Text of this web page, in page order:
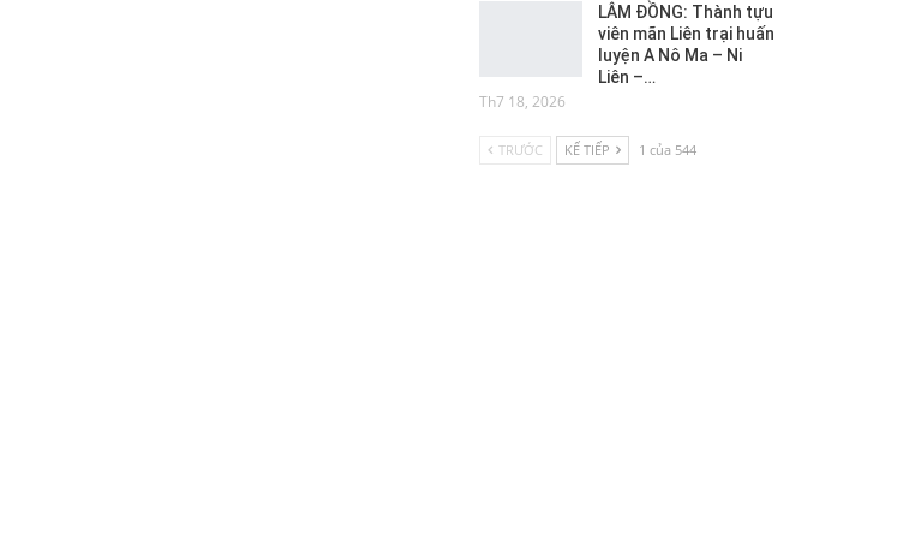
LÂM ĐỒNG: Thành tựu
viên mãn Liên trại huấn
luyện A Nô Ma – Ni
Liên –…
Th7 18, 2026
TRƯỚC KẾ TIẾP 1 của 544